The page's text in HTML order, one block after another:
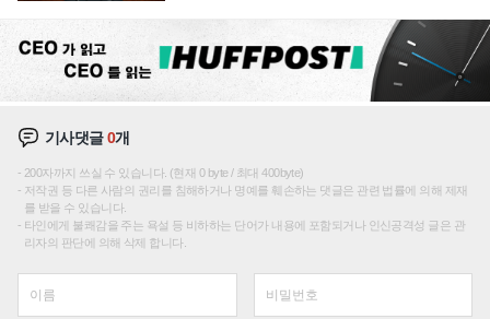
기사댓글0개
200자까지 쓰실 수 있습니다. (현재 0 byte / 최대 400byte)
저작권 등 다른 사람의 권리를 침해하거나 명예를 훼손하는 댓글은 관련 법률에 의해 제재
를 받을 수 있습니다.
타인에게 불쾌감을 주는 욕설 등 비하하는 단어가 내용에 포함되거나 인신공격성 글은 관
리자의 판단에 의해 삭제 합니다.